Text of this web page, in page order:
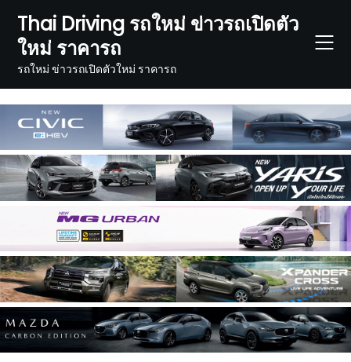
content
Thai Driving รถใหม่ ข่าวรถเปิดตัว
ใหม่ ราคารถ
รถใหม่ ข่าวรถเปิดตัวใหม่ ราคารถ